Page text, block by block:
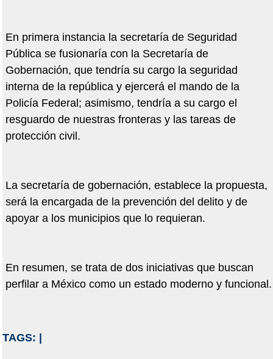
En primera instancia la secretaría de Seguridad
Pública se fusionaría con la Secretaría de
Gobernación, que tendría su cargo la seguridad
interna de la república y ejercerá el mando de la
Policía Federal; asimismo, tendría a su cargo el
resguardo de nuestras fronteras y las tareas de
protección civil.
La secretaría de gobernación, establece la propuesta,
será la encargada de la prevención del delito y de
apoyar a los municipios que lo requieran.
En resumen, se trata de dos iniciativas que buscan
perfilar a México como un estado moderno y funcional.
TAGS: